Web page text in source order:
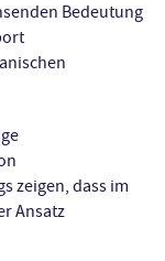
Bedeutung
zeigen, dass im
Ansatz